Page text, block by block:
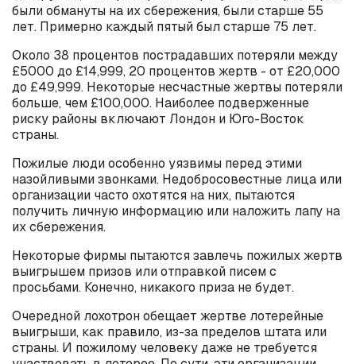
были обмануты на их сбережения, были старше 55
лет. Примерно каждый пятый был старше 75 лет.
Около 38 процентов пострадавших потеряли между
£5000 до £14,999, 20 процентов жертв - от £20,000
до £49,999. Некоторые несчастные жертвы потеряли
больше, чем £100,000. Наиболее подверженные
риску районы включают Лондон и Юго-Восток
страны.
Пожилые люди особенно уязвимы перед этими
назойливыми звонками. Недобросовестные лица или
организации часто охотятся на них, пытаются
получить личную информацию или наложить лапу на
их сбережения.
Некоторые фирмы пытаются завлечь пожилых жертв
выигрышем призов или отправкой писем с
просьбами. Конечно, никакого приза не будет.
Очередной лохотрон обещает жертве лотерейные
выигрыши, как правило, из-за пределов штата или
страны. И пожилому человеку даже не требуется